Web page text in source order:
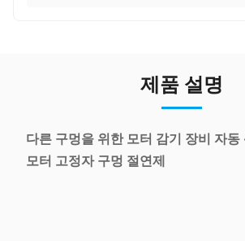
제품 설명
다른 구멍을 위한 모터 감기 장비 자동
모터 고정자 구멍 절연제